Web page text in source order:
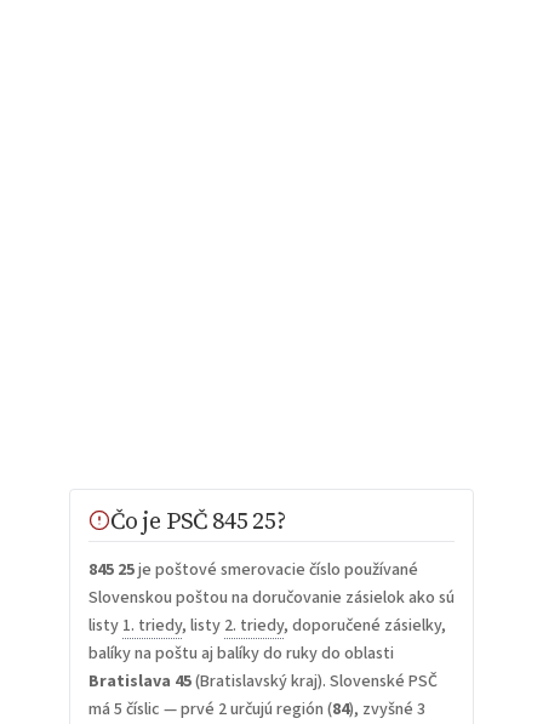
Čo je PSČ 845 25?
845 25je poštové smerovacie číslo používané
Slovenskou poštou na doručovanie zásielok ako sú
listy 1. triedy, listy 2. triedy, doporučené zásielky,
balíky na poštu aj balíky do ruky do oblasti
Bratislava 45(Bratislavský kraj). Slovenské PSČ
má 5 číslic — prvé 2 určujú región (84), zvyšné 3